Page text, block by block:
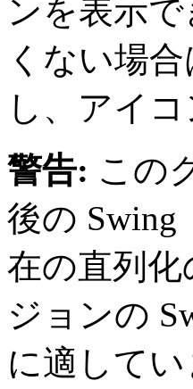
ンを表示
くない場合
し、アイ
警告: この
後の
在の直列
ジョンの
に適してい